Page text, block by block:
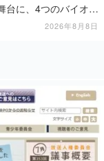
台に、4つのバイオー
2026年8月8日